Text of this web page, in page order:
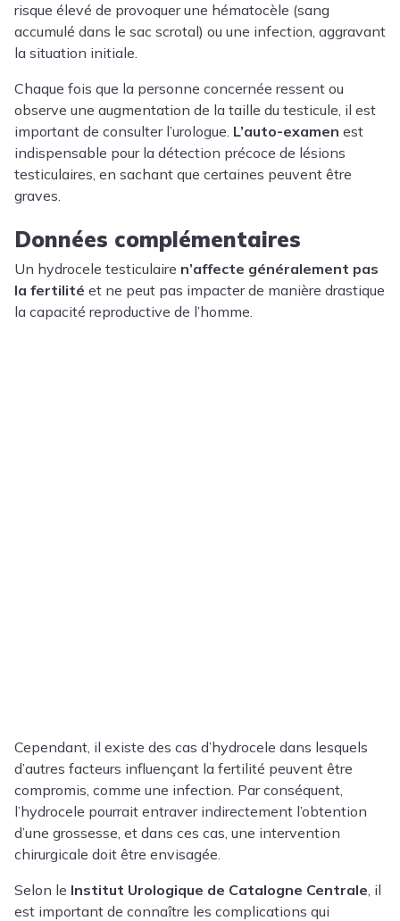
risque élevé de provoquer une hématocèle (sang
accumulé dans le sac scrotal) ou une infection, aggravant
la situation initiale.
Chaque fois que la personne concernée ressent ou
observe une augmentation de la taille du testicule, il est
important de consulter l’urologue. L’auto-examen est
indispensable pour la détection précoce de lésions
testiculaires, en sachant que certaines peuvent être
graves.
Données complémentaires
Un hydrocele testiculaire n’affecte généralement pas
la fertilité et ne peut pas impacter de manière drastique
la capacité reproductive de l’homme.
Cependant, il existe des cas d’hydrocele dans lesquels
d’autres facteurs influençant la fertilité peuvent être
compromis, comme une infection. Par conséquent,
l’hydrocele pourrait entraver indirectement l’obtention
d’une grossesse, et dans ces cas, une intervention
chirurgicale doit être envisagée.
Selon le Institut Urologique de Catalogne Centrale, il
est important de connaître les complications qui